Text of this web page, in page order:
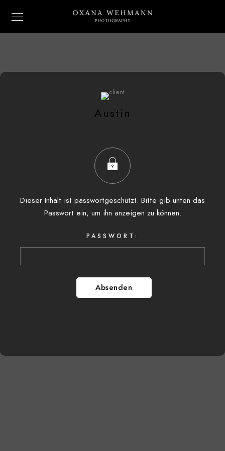
Austin
Dieser Inhalt ist passwortgeschützt. Bitte gib unten das
Passwort ein, um ihn anzeigen zu können.
PASSWORT: